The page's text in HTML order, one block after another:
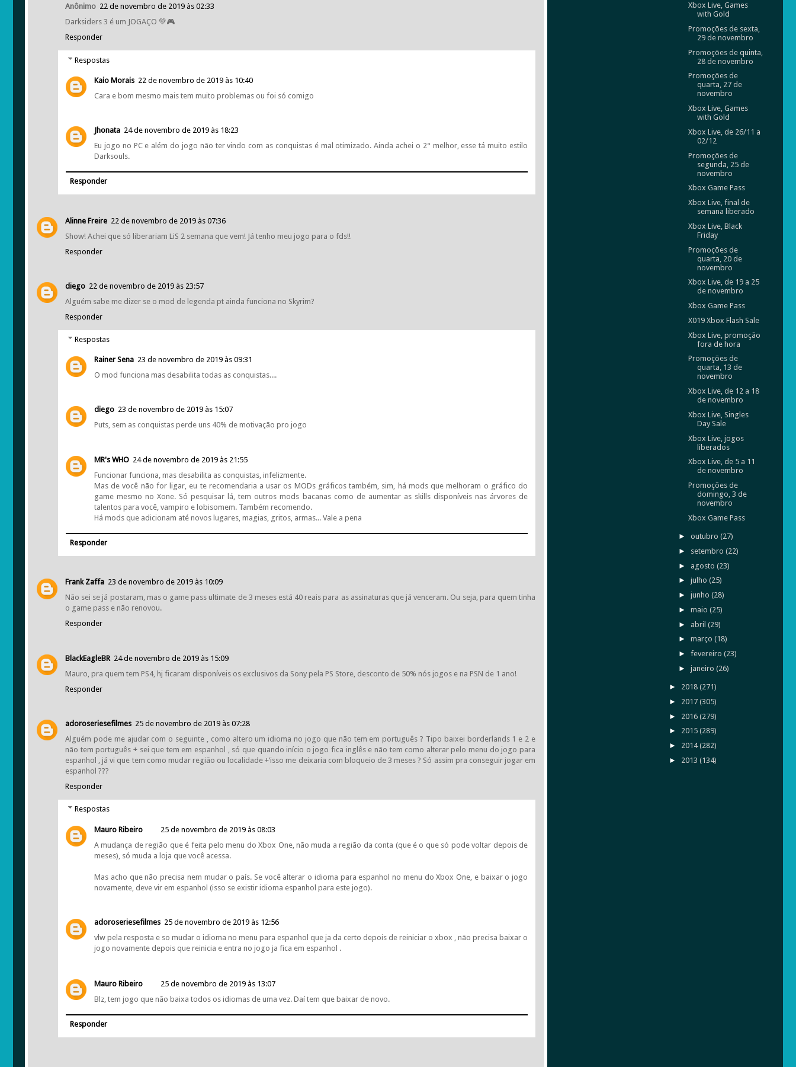
Anônimo 22 de novembro de 2019 às 02:33
Darksiders 3 é um JOGAÇO 💚🎮
Responder
Respostas
Kaio Morais 22 de novembro de 2019 às 10:40
Cara e bom mesmo mais tem muito problemas ou foi só comigo
Jhonata 24 de novembro de 2019 às 18:23
Eu jogo no PC e além do jogo não ter vindo com as conquistas é mal otimizado. Ainda achei o 2° melhor, esse tá muito estilo
Darksouls.
Responder
Alinne Freire 22 de novembro de 2019 às 07:36
Show! Achei que só liberariam LiS 2 semana que vem! Já tenho meu jogo para o fds!!
Responder
diego 22 de novembro de 2019 às 23:57
Alguém sabe me dizer se o mod de legenda pt ainda funciona no Skyrim?
Responder
Respostas
Rainer Sena 23 de novembro de 2019 às 09:31
O mod funciona mas desabilita todas as conquistas....
diego 23 de novembro de 2019 às 15:07
Puts, sem as conquistas perde uns 40% de motivação pro jogo
MR's WHO 24 de novembro de 2019 às 21:55
Funcionar funciona, mas desabilita as conquistas, infelizmente.
Mas de você não for ligar, eu te recomendaria a usar os MODs gráficos também, sim, há mods que melhoram o gráfico do
game mesmo no Xone. Só pesquisar lá, tem outros mods bacanas como de aumentar as skills disponíveis nas árvores de
talentos para você, vampiro e lobisomem. Também recomendo.
Há mods que adicionam até novos lugares, magias, gritos, armas... Vale a pena
Responder
Frank Zaffa 23 de novembro de 2019 às 10:09
Não sei se já postaram, mas o game pass ultimate de 3 meses está 40 reais para as assinaturas que já venceram. Ou seja, para quem tinha
o game pass e não renovou.
Responder
BlackEagleBR 24 de novembro de 2019 às 15:09
Mauro, pra quem tem PS4, hj ficaram disponíveis os exclusivos da Sony pela PS Store, desconto de 50% nós jogos e na PSN de 1 ano!
Responder
adoroseriesefilmes 25 de novembro de 2019 às 07:28
Alguém pode me ajudar com o seguinte , como altero um idioma no jogo que não tem em português ? Tipo baixei borderlands 1 e 2 e
não tem português + sei que tem em espanhol , só que quando início o jogo fica inglês e não tem como alterar pelo menu do jogo para
espanhol , já vi que tem como mudar região ou localidade +’isso me deixaria com bloqueio de 3 meses ? Só assim pra conseguir jogar em
espanhol ???
Responder
Respostas
Mauro Ribeiro
25 de novembro de 2019 às 08:03
A mudança de região que é feita pelo menu do Xbox One, não muda a região da conta (que é o que só pode voltar depois de
meses), só muda a loja que você acessa.
Mas acho que não precisa nem mudar o país. Se você alterar o idioma para espanhol no menu do Xbox One, e baixar o jogo
novamente, deve vir em espanhol (isso se existir idioma espanhol para este jogo).
adoroseriesefilmes 25 de novembro de 2019 às 12:56
vlw pela resposta e so mudar o idioma no menu para espanhol que ja da certo depois de reiniciar o xbox , não precisa baixar o
jogo novamente depois que reinicia e entra no jogo ja fica em espanhol .
Mauro Ribeiro
25 de novembro de 2019 às 13:07
Blz, tem jogo que não baixa todos os idiomas de uma vez. Daí tem que baixar de novo.
Responder
Xbox Live, Games
with Gold
Promoções de sexta,
29 de novembro
Promoções de quinta,
28 de novembro
Promoções de
quarta, 27 de
novembro
Xbox Live, Games
with Gold
Xbox Live, de 26/11 a
02/12
Promoções de
segunda, 25 de
novembro
Xbox Game Pass
Xbox Live, final de
semana liberado
Xbox Live, Black
Friday
Promoções de
quarta, 20 de
novembro
Xbox Live, de 19 a 25
de novembro
Xbox Game Pass
X019 Xbox Flash Sale
Xbox Live, promoção
fora de hora
Promoções de
quarta, 13 de
novembro
Xbox Live, de 12 a 18
de novembro
Xbox Live, Singles
Day Sale
Xbox Live, jogos
liberados
Xbox Live, de 5 a 11
de novembro
Promoções de
domingo, 3 de
novembro
Xbox Game Pass
► outubro (27)
► setembro (22)
► agosto (23)
► julho (25)
► junho (28)
► maio (25)
► abril (29)
► março (18)
► fevereiro (23)
► janeiro (26)
► 2018(271)
► 2017(305)
► 2016(279)
► 2015(289)
► 2014(282)
► 2013(134)